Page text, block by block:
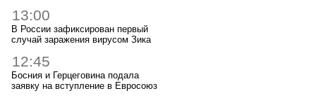
13:00
В России зафиксирован первый
случай заражения вирусом Зика
12:45
Босния и Герцеговина подала
заявку на вступление в Евросоюз